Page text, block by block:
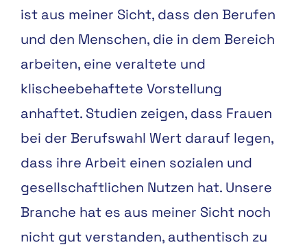
ist aus meiner Sicht, dass den Berufen
und den Menschen, die in dem Bereich
arbeiten, eine veraltete und
klischeebehaftete Vorstellung
anhaftet. Studien zeigen, dass Frauen
bei der Berufswahl Wert darauf legen,
dass ihre Arbeit einen sozialen und
gesellschaftlichen Nutzen hat. Unsere
Branche hat es aus meiner Sicht noch
nicht gut verstanden, authentisch zu